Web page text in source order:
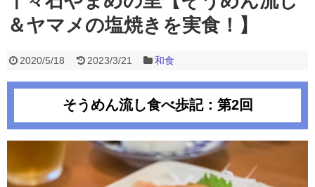
＆ヤマメの塩焼きを実食！】
2020/5/18 2023/3/21 和食
そうめん流し食べ歩記：第2回